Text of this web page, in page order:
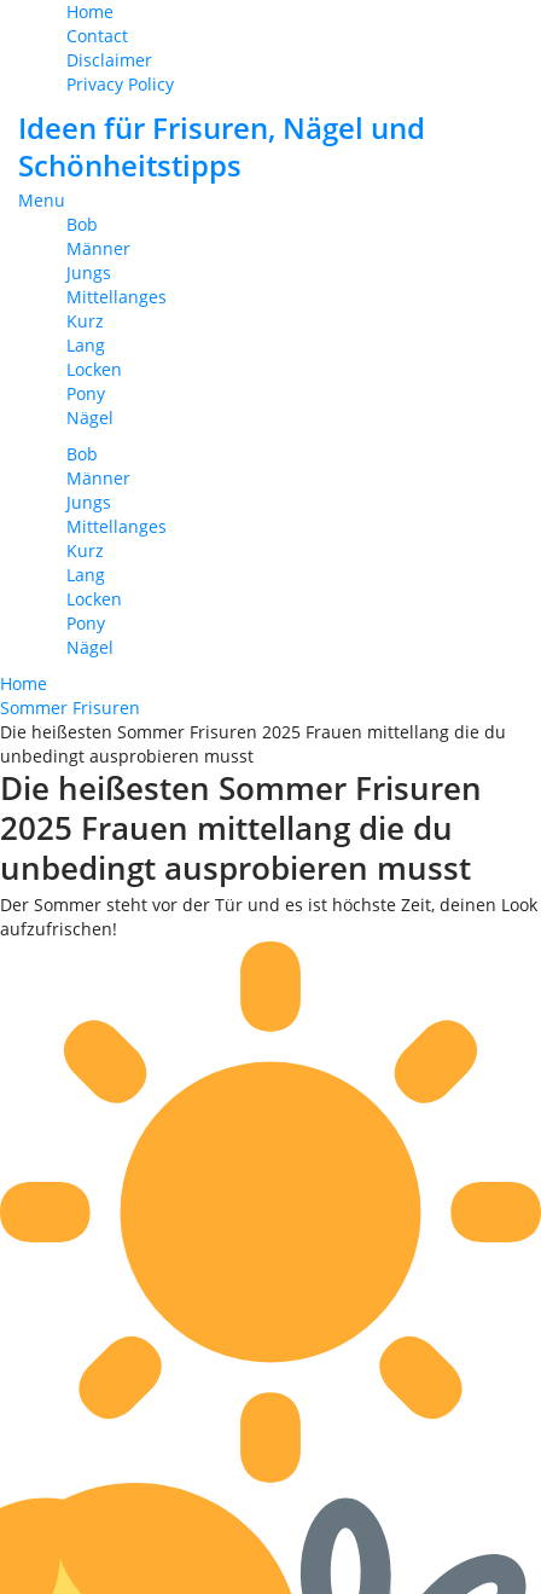
Home
Contact
Disclaimer
Privacy Policy
Ideen für Frisuren, Nägel und
Schönheitstipps
Menu
Bob
Männer
Jungs
Mittellanges
Kurz
Lang
Locken
Pony
Nägel
Bob
Männer
Jungs
Mittellanges
Kurz
Lang
Locken
Pony
Nägel
Home
Sommer Frisuren
Die heißesten Sommer Frisuren 2025 Frauen mittellang die du
unbedingt ausprobieren musst
Die heißesten Sommer Frisuren
2025 Frauen mittellang die du
unbedingt ausprobieren musst
Der Sommer steht vor der Tür und es ist höchste Zeit, deinen Look
aufzufrischen!